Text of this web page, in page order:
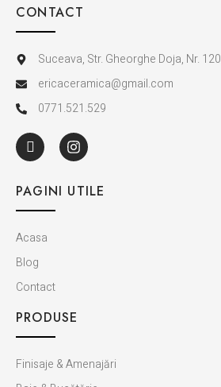
CONTACT
Suceava, Str. Gheorghe Doja, Nr. 120
ericaceramica@gmail.com
0771.521.529
PAGINI UTILE
Acasa
Blog
Contact
PRODUSE
Finisaje & Amenajări